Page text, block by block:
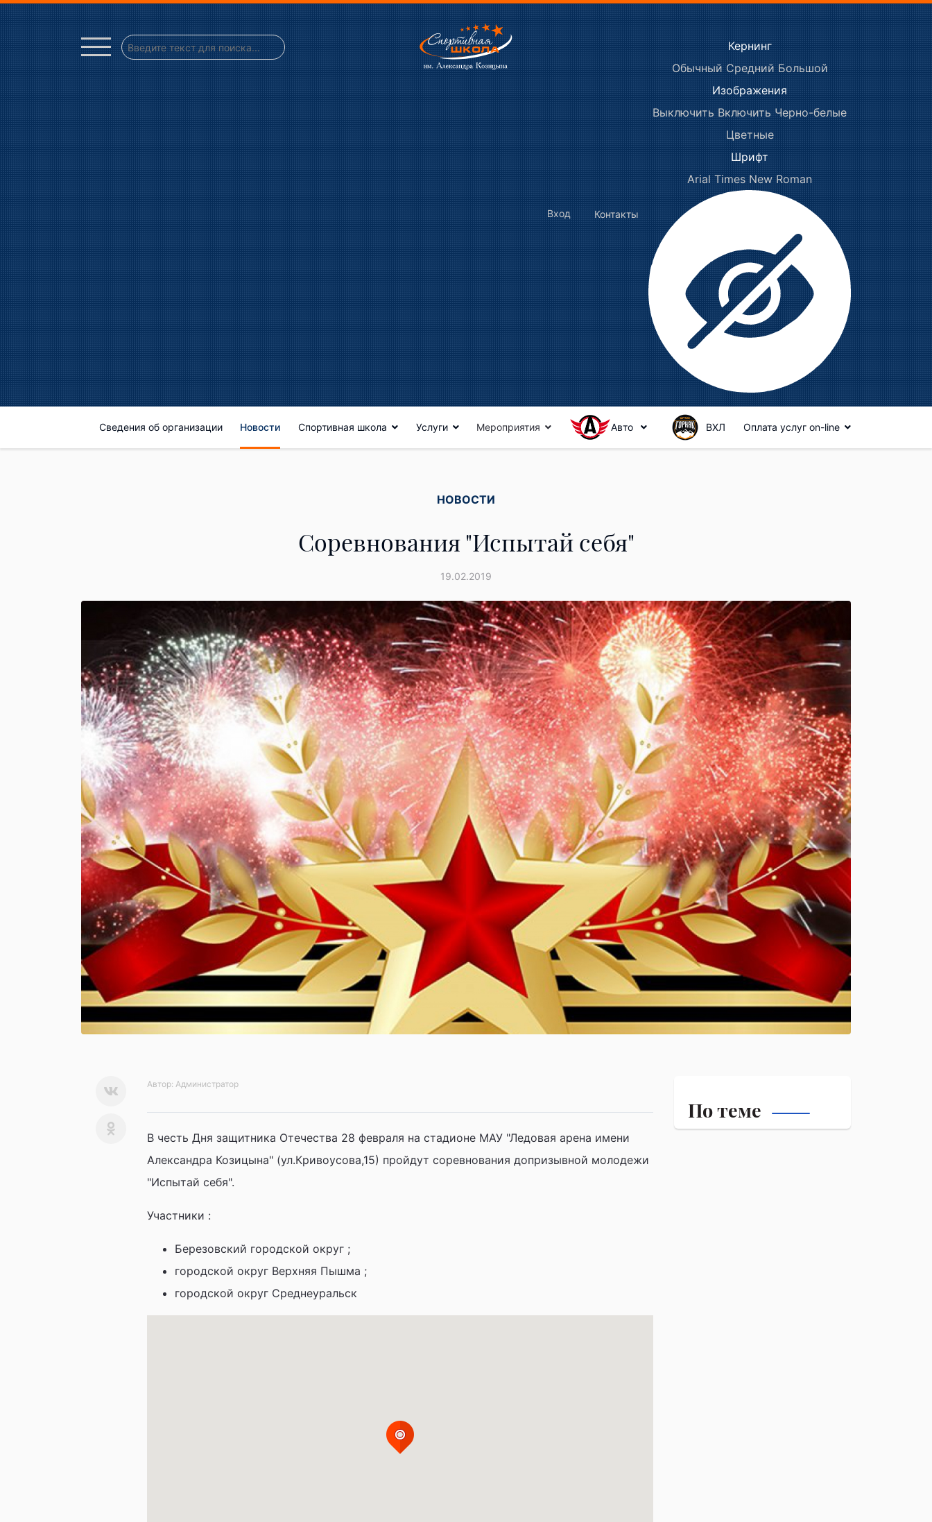
Кернинг
Обычный Средний Большой
Изображения
Выключить Включить Черно-белые
Цветные
Шрифт
Arial Times New Roman
Контакты
Вход
Сведения об организации Новости Спортивная школа Услуги Мероприятия Авто ВХЛ Оплата услуг on-line
НОВОСТИ
Соревнования "Испытай себя"
19.02.2019
Автор: Администратор
В честь Дня защитника Отечества 28 февраля на стадионе МАУ "Ледовая арена имени
Александра Козицына" (ул.Кривоусова,15) пройдут соревнования допризывной молодежи
"Испытай себя".
Участники :
Березовский городской округ ;
городской округ Верхняя Пышма ;
городской округ Среднеуральск
По теме